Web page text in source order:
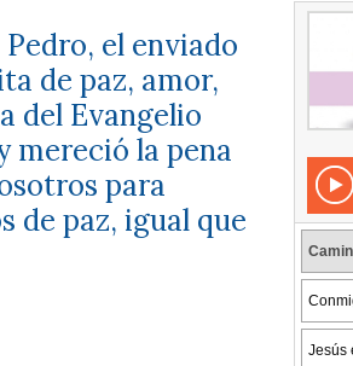
el enviado
de paz, amor,
del Evangelio
mereció la pena
para
de paz, igual que